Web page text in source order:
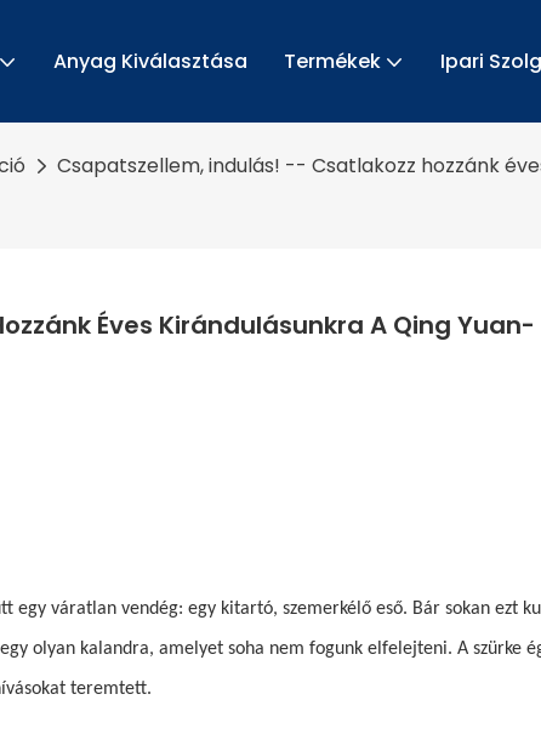
Anyag Kiválasztása Termékek Ipari
Csapatszellem, indulás! -- Csatlakozz hozzánk
Éves Kirándulásunkra A Qing Yuan-
egy váratlan vendég: egy kitartó, szemerkélő eső. Bár sokan ezt
olyan kalandra, amelyet soha nem fogunk elfelejteni. A szürke
teremtett.